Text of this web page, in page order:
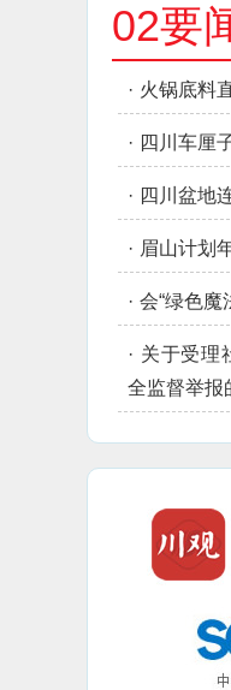
02要
· 火锅底料
· 四川车厘
· 四川盆地
· 眉山计划
· 会“绿色魔
· 关于受理
全监督举报